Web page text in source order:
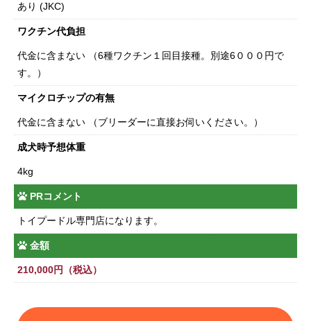
あり (JKC)
ワクチン代負担
代金に含まない （6種ワクチン１回目接種。別途6０００円で
す。）
マイクロチップの有無
代金に含まない （ブリーダーに直接お伺いください。）
成犬時予想体重
4kg
PRコメント
トイプードル専門店になります。
金額
210,000円（税込）